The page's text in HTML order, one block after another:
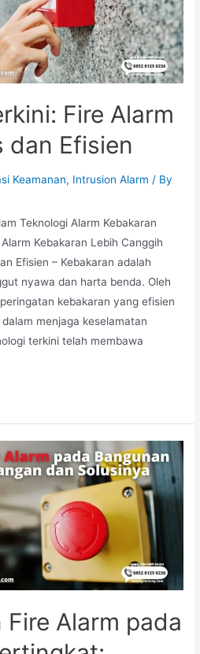
Fire Alarm
dan Efisien
Keamanan, Intrusion Alarm / By
Teknologi Alarm Kebakaran
Kebakaran Lebih Canggih
Efisien – Kebakaran adalah
nyawa dan harta benda. Oleh
kebakaran yang efisien
menjaga keselamatan
terkini telah membawa
Alarm pada